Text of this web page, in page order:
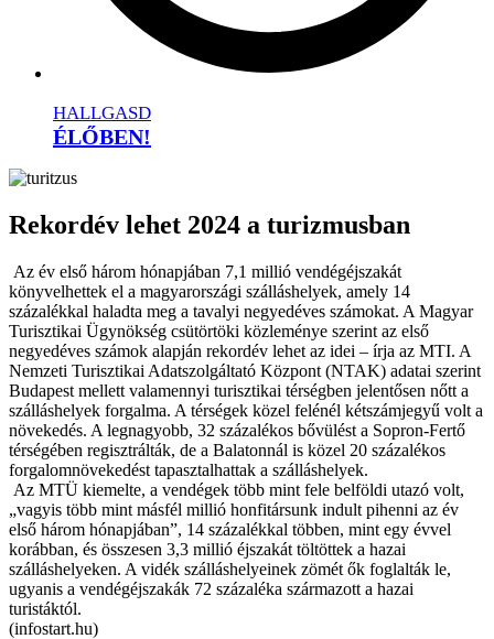
HALLGASD
ÉLŐBEN!
Rekordév lehet 2024 a turizmusban
Az év első három hónapjában 7,1 millió vendégéjszakát
könyvelhettek el a magyarországi szálláshelyek, amely 14
százalékkal haladta meg a tavalyi negyedéves számokat. A Magyar
Turisztikai Ügynökség csütörtöki közleménye szerint az első
negyedéves számok alapján rekordév lehet az idei – írja az MTI. A
Nemzeti Turisztikai Adatszolgáltató Központ (NTAK) adatai szerint
Budapest mellett valamennyi turisztikai térségben jelentősen nőtt a
szálláshelyek forgalma. A térségek közel felénél kétszámjegyű volt a
növekedés. A legnagyobb, 32 százalékos bővülést a Sopron-Fertő
térségében regisztrálták, de a Balatonnál is közel 20 százalékos
forgalomnövekedést tapasztalhattak a szálláshelyek.
Az MTÜ kiemelte, a vendégek több mint fele belföldi utazó volt,
„vagyis több mint másfél millió honfitársunk indult pihenni az év
első három hónapjában”, 14 százalékkal többen, mint egy évvel
korábban, és összesen 3,3 millió éjszakát töltöttek a hazai
szálláshelyeken. A vidék szálláshelyeinek zömét ők foglalták le,
ugyanis a vendégéjszakák 72 százaléka származott a hazai
turistáktól.
(infostart.hu)